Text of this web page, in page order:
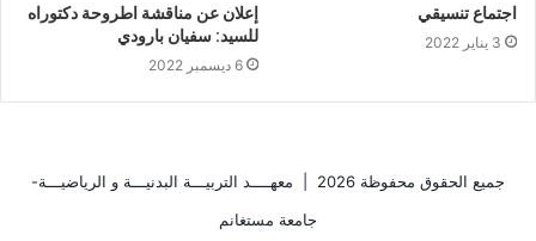
اجتماع تنسيقي
3 يناير 2022
إعلان عن مناقشة اطروحة دكتوراه
للسيد: سفيان بارودي
6 ديسمبر 2022
جميع الحقوق محفوظة 2026 |
معهــــد التربيـــة البدنيـــة و الرياضيـــة-
جامعة مستغانم